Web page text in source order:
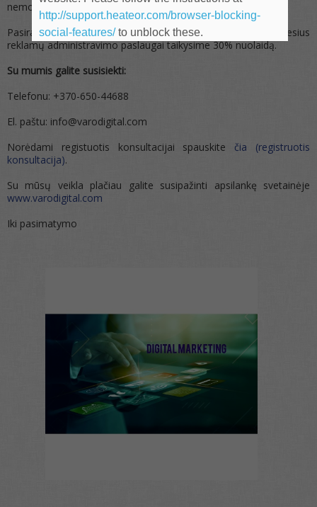
nemokamai.
Pasirašius sutartį dėl reklamų administravimo, 3 mėnesius
reklamų administravimo paslaugai taikysime 30% nuolaidą.
Su mumis galite susisiekti:
Telefonu: +370-650-44688
El. paštu: info@varodigital.com
Norėdami registuotis konsultacijai spauskite čia (registruotis
konsultacija).
Su mūsų veikla plačiau galite susipažinti apsilankę svetainėje
www.varodigital.com
Iki pasimatymo
http://support.heateor.com/browser-blocking-
social-features/to unblock these.